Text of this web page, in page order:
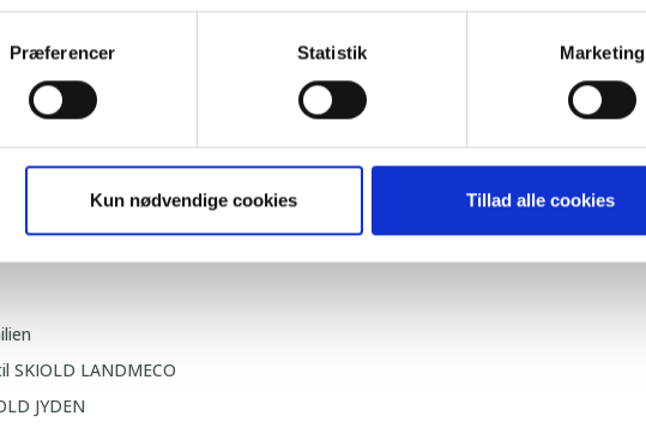
Præferencer Statistik Marketing
Kun nødvendige cookies Tillad alle cookies
SKIOLD BL.
SKIOLD LANDMECO
JYDEN